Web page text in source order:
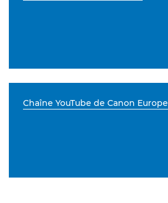
Chaîne YouTube de Canon Europe